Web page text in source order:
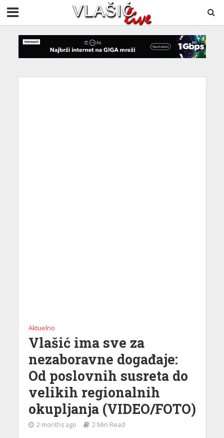
Aktuelno
Vlašić ima sve za
nezaboravne događaje:
Od poslovnih susreta do
velikih regionalnih
okupljanja (VIDEO/FOTO)
2 months ago 2 Min Read